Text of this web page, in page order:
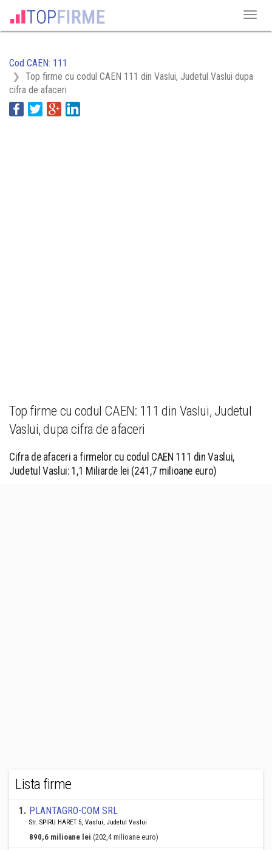
Cod CAEN: 111
Top firme cu codul CAEN 111 din Vaslui, Judetul Vaslui dupa
cifra de afaceri
Top firme cu codul CAEN: 111 din Vaslui, Judetul
Vaslui, dupa cifra de afaceri
Cifra de afaceri a firmelor cu codul CAEN 111 din Vaslui,
Judetul Vaslui: 1,1 Miliarde lei (241,7 milioane euro)
Lista firme
1. PLANTAGRO-COM SRL
Str. SPIRU HARET 5, Vaslui, Judetul Vaslui
890,6 milioane lei (202,4 milioane euro)